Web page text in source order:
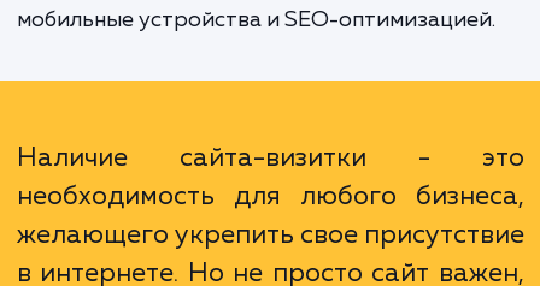
изучаем ваш бизнес, целевую
Наш подход включает в себя работу
текстами, дизайном, адаптивностью
мобильные устройства и SEO-